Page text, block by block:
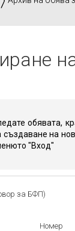
обявата,
на
"Вход"
за БФП)
Номер